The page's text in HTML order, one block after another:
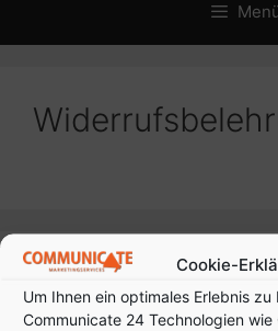
Cookie-
Um Ihnen ein optimales Erlebnis
Communicate 24 Technologien wie
Communicate